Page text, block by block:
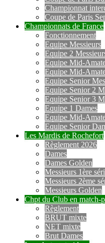
Championnat
Coupe de Paris
Championnats de France
Fonctionnement
Equipe Messieurs
Equipe 2
Equipe Mid-
Equipe Mid-
Equipe Senior
Equipe Senior 2
Equipe Senior 3
Equipe 1 Dames
Equipe Mid-
Equipe Senior
Les Mardis de Rochefort
Règlement 2026
Dames
Dames Golden
Messieurs 1ère
Messieurs 2ème
Messieurs Golden
Chpt du Club en match-
Règlement
BRUT mixte
NET mixte
Brut Dames